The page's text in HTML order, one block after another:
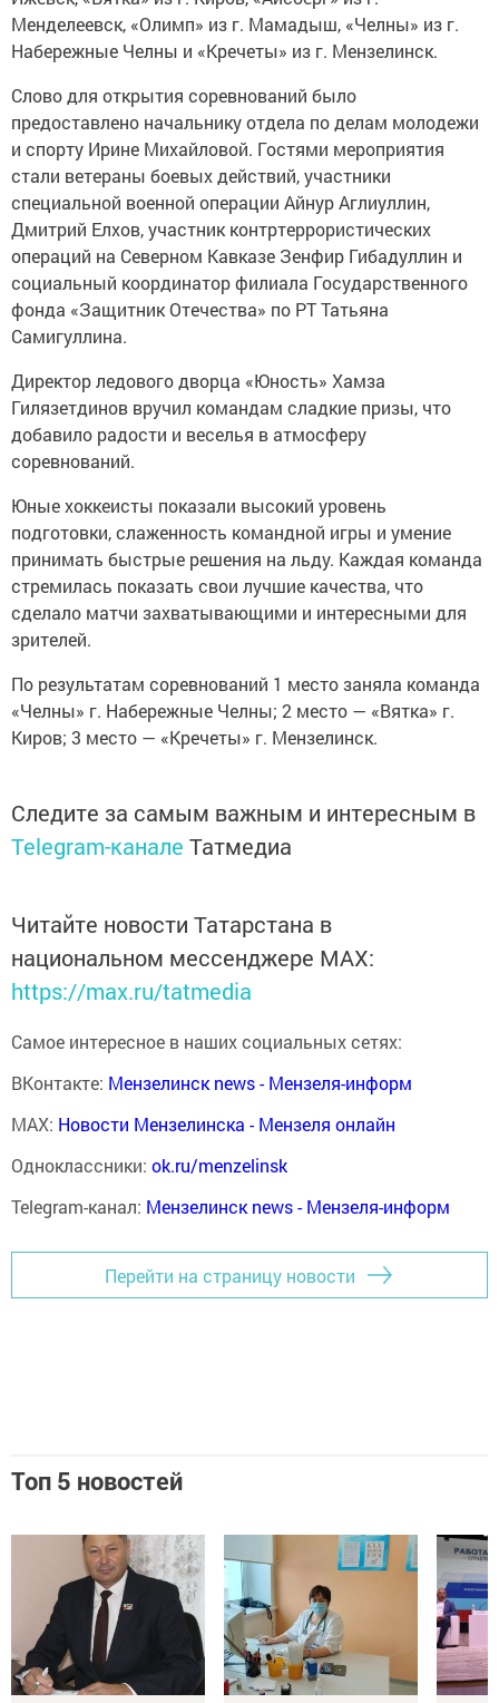
Менделеевск, «Олимп» из г. Мамадыш, «Челны» из г.
Набережные Челны и «Кречеты» из г. Мензелинск.
Слово для открытия соревнований было
предоставлено начальнику отдела по делам молодежи
и спорту Ирине Михайловой. Гостями мероприятия
стали ветераны боевых действий, участники
специальной военной операции Айнур Аглиуллин,
Дмитрий Елхов, участник контртеррористических
операций на Северном Кавказе Зенфир Гибадуллин и
социальный координатор филиала Государственного
фонда «Защитник Отечества» по РТ Татьяна
Самигуллина.
Директор ледового дворца «Юность» Хамза
Гилязетдинов вручил командам сладкие призы, что
добавило радости и веселья в атмосферу
соревнований.
Юные хоккеисты показали высокий уровень
подготовки, слаженность командной игры и умение
принимать быстрые решения на льду. Каждая команда
стремилась показать свои лучшие качества, что
сделало матчи захватывающими и интересными для
зрителей.
По результатам соревнований 1 место заняла команда
«Челны» г. Набережные Челны; 2 место — «Вятка» г.
Киров; 3 место — «Кречеты» г. Мензелинск.
Следите за самым важным и интересным в
Telegram-канале Татмедиа
Читайте новости Татарстана в
национальном мессенджере MАХ:
https://max.ru/tatmedia
Самое интересное в наших социальных сетях:
ВКонтакте: Мензелинск news - Мензеля-информ
MAX: Новости Мензелинска - Мензеля онлайн
Одноклассники: ok.ru/menzelinsk
Telegram-канал: Мензелинск news - Мензеля-информ
Перейти на страницу новости
Топ 5 новостей